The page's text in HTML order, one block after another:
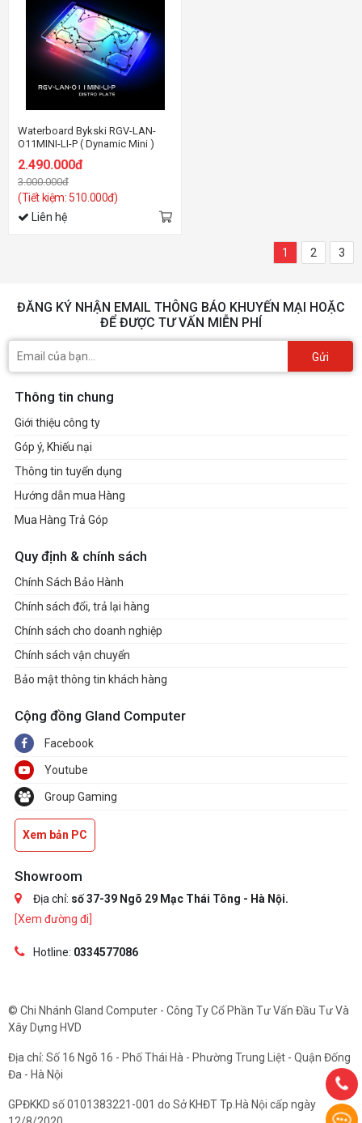
Waterboard Bykski RGV-LAN-
O11MINI-LI-P ( Dynamic Mini )
2.490.000đ
3.000.000đ
(Tiết kiệm: 510.000đ)
Liên hệ
1 2 3
ĐĂNG KÝ NHẬN EMAIL THÔNG BÁO KHUYẾN MẠI HOẶC
ĐỂ ĐƯỢC TƯ VẤN MIỄN PHÍ
Gửi
Thông tin chung
Giới thiệu công ty
Góp ý, Khiếu nại
Thông tin tuyển dụng
Hướng dẫn mua Hàng
Mua Hàng Trả Góp
Quy định & chính sách
Chính Sách Bảo Hành
Chính sách đổi, trả lại hàng
Chính sách cho doanh nghiệp
Chính sách vận chuyển
Bảo mật thông tin khách hàng
Cộng đồng Gland Computer
Facebook
Youtube
Group Gaming
Xem bản PC
Showroom
Địa chỉ: số 37-39 Ngõ 29 Mạc Thái Tông - Hà Nội.
[Xem đường đi]
Hotline: 0334577086
© Chi Nhánh Gland Computer - Công Ty Cổ Phần Tư Vấn Đầu Tư Và
Xây Dựng HVD
Địa chỉ: Số 16 Ngõ 16 - Phố Thái Hà - Phường Trung Liệt - Quận Đống
Đa - Hà Nội
GPĐKKD số 0101383221-001 do Sở KHĐT Tp.Hà Nội cấp ngày